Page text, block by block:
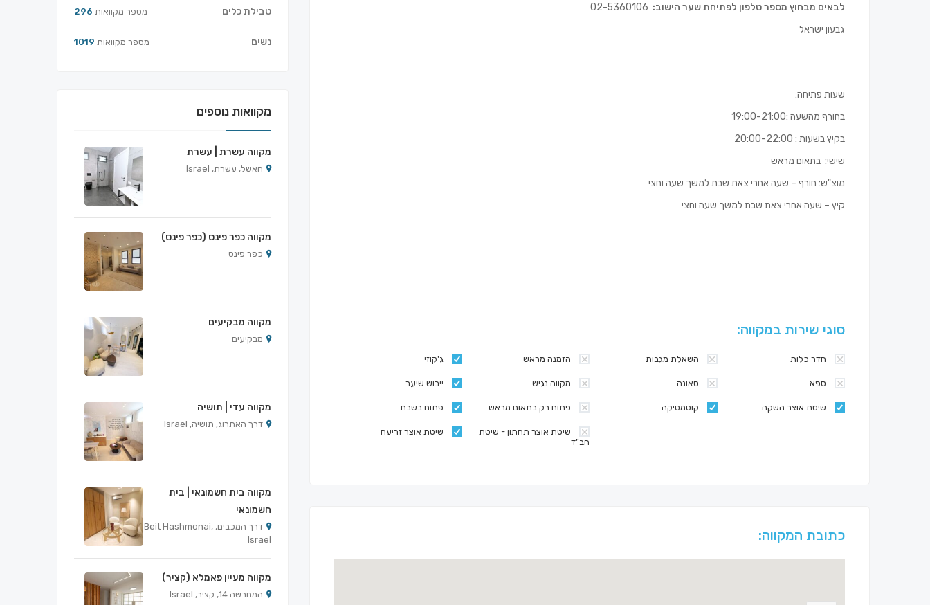
לבאים מבחוץ מספר טלפון לפתיחת שער הישוב:
גבעון ישראל
שעות פתיחה:
בחורף מהשעה :19:00-21:00
בקיץ בשעות : 20:00-22:00
שישי: בתאום מראש
מוצ"ש: חורף – שעה אחרי צאת שבת למשך שעה וחצי
קיץ – שעה אחרי צאת שבת למשך שעה וחצי
סוגי שירות במקווה:
ג'קוזי הזמנה מראש השאלת מגבות חדר כלות
ייבוש שיער מקווה נגיש סאונה ספא
פתוח בשבת פתוח רק בתאום מראש קוסמטיקה שיטת אוצר השקה
שיטת אוצר זריעה
שיטת אוצר תחתון - שיטת
חב"ד
כתובת המקווה:
טבילת כלים 296 מספר מקוואות
נשים 1019 מספר מקוואות
מקוואות נוספים
מקווה עשרת | עשרת
האשל, עשרת, Israel
מקווה כפר פינס (כפר פינס)
כפר פינס
מקווה מבקיעים
מבקיעים
מקווה עדי | תושיה
דרך האתרוג, תושיה, Israel
מקווה בית חשמונאי | בית
חשמונאי
דרך המכבים, Beit Hashmonai,
Israel
מקווה מעיין פאמלא (קציר)
המחרשה 14, קציר, Israel